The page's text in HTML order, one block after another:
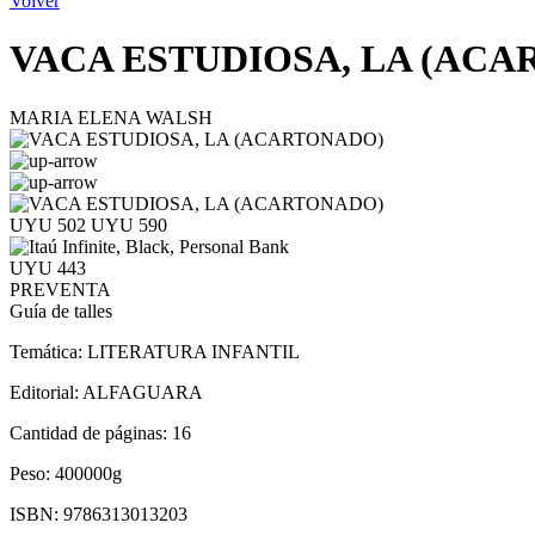
VACA ESTUDIOSA, LA
MARIA ELENA WALSH
UYU 502 UYU 590
UYU 443
PREVENTA
Guía de talles
Temática: LITERATURA INFANTIL
Editorial: ALFAGUARA
Cantidad de páginas: 16
Peso: 400000g
ISBN: 9786313013203